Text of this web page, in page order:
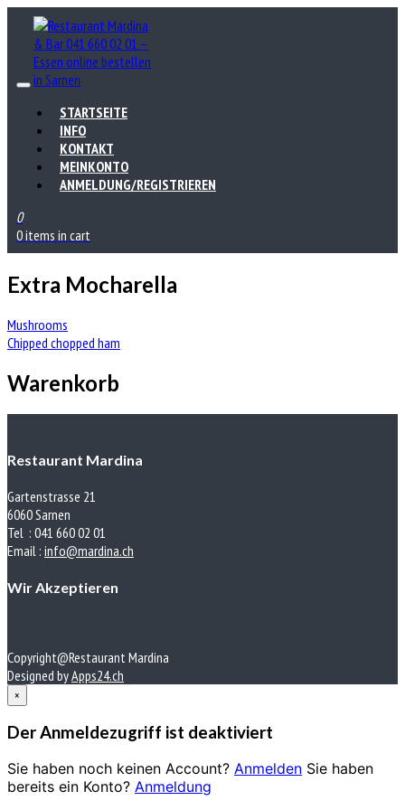
STARTSEITE
INFO
KONTAKT
MEINKONTO
ANMELDUNG/REGISTRIEREN
0
0 items in cart
Extra Mocharella
Beitrags-
Navigation
Mushrooms
Chipped chopped ham
Warenkorb
Restaurant Mardina
Gartenstrasse 21
6060 Sarnen
Tel : 041 660 02 01
Email : info@mardina.ch
Wir Akzeptieren
Copyright@Restaurant Mardina
Designed byApps24.ch
×
Der Anmeldezugriff ist deaktiviert
Sie haben noch keinen Account? Anmelden Sie haben
bereits ein Konto? Anmeldung